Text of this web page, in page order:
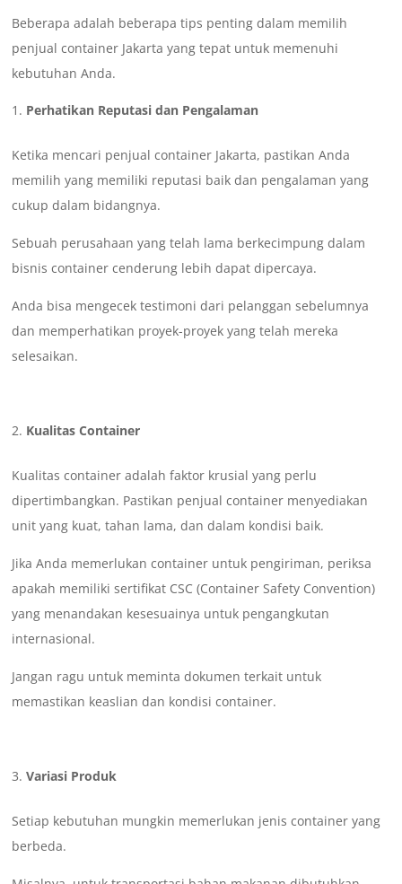
Beberapa adalah beberapa tips penting dalam memilih
penjual container Jakarta yang tepat untuk memenuhi
kebutuhan Anda.
Perhatikan Reputasi dan Pengalaman
Ketika mencari penjual container Jakarta, pastikan Anda
memilih yang memiliki reputasi baik dan pengalaman yang
cukup dalam bidangnya.
Sebuah perusahaan yang telah lama berkecimpung dalam
bisnis container cenderung lebih dapat dipercaya.
Anda bisa mengecek testimoni dari pelanggan sebelumnya
dan memperhatikan proyek-proyek yang telah mereka
selesaikan.
Kualitas Container
Kualitas container adalah faktor krusial yang perlu
dipertimbangkan. Pastikan penjual container menyediakan
unit yang kuat, tahan lama, dan dalam kondisi baik.
Jika Anda memerlukan container untuk pengiriman, periksa
apakah memiliki sertifikat CSC (Container Safety Convention)
yang menandakan kesesuainya untuk pengangkutan
internasional.
Jangan ragu untuk meminta dokumen terkait untuk
memastikan keaslian dan kondisi container.
Variasi Produk
Setiap kebutuhan mungkin memerlukan jenis container yang
berbeda.